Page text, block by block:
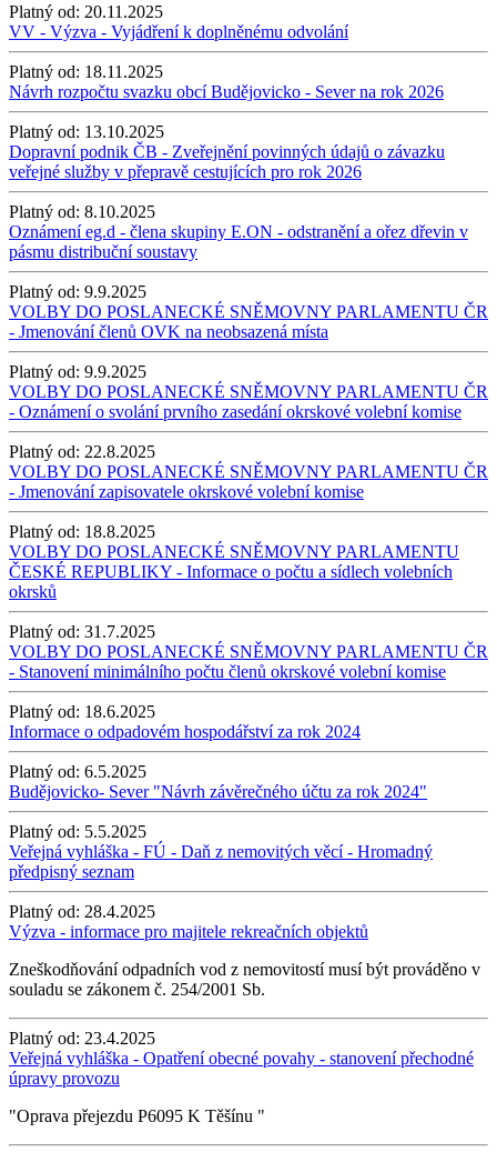
Platný od: 20.11.2025
VV - Výzva - Vyjádření k doplněnému odvolání
Platný od: 18.11.2025
Návrh rozpočtu svazku obcí Budějovicko - Sever na rok 2026
Platný od: 13.10.2025
Dopravní podnik ČB - Zveřejnění povinných údajů o závazku
veřejné služby v přepravě cestujících pro rok 2026
Platný od: 8.10.2025
Oznámení eg.d - člena skupiny E.ON - odstranění a ořez dřevin v
pásmu distribuční soustavy
Platný od: 9.9.2025
VOLBY DO POSLANECKÉ SNĚMOVNY PARLAMENTU ČR
- Jmenování členů OVK na neobsazená místa
Platný od: 9.9.2025
VOLBY DO POSLANECKÉ SNĚMOVNY PARLAMENTU ČR
- Oznámení o svolání prvního zasedání okrskové volební komise
Platný od: 22.8.2025
VOLBY DO POSLANECKÉ SNĚMOVNY PARLAMENTU ČR
- Jmenování zapisovatele okrskové volební komise
Platný od: 18.8.2025
VOLBY DO POSLANECKÉ SNĚMOVNY PARLAMENTU
ČESKÉ REPUBLIKY - Informace o počtu a sídlech volebních
okrsků
Platný od: 31.7.2025
VOLBY DO POSLANECKÉ SNĚMOVNY PARLAMENTU ČR
- Stanovení minimálního počtu členů okrskové volební komise
Platný od: 18.6.2025
Informace o odpadovém hospodářství za rok 2024
Platný od: 6.5.2025
Budějovicko- Sever "Návrh závěrečného účtu za rok 2024"
Platný od: 5.5.2025
Veřejná vyhláška - FÚ - Daň z nemovitých věcí - Hromadný
předpisný seznam
Platný od: 28.4.2025
Výzva - informace pro majitele rekreačních objektů
Zneškodňování odpadních vod z nemovitostí musí být prováděno v
souladu se zákonem č. 254/2001 Sb.
Platný od: 23.4.2025
Veřejná vyhláška - Opatření obecné povahy - stanovení přechodné
úpravy provozu
"Oprava přejezdu P6095 K Těšínu "